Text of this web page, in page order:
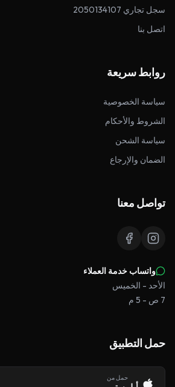
سجل تجاري 2050134107
اتصل بنا
روابط سريعة
سياسة الخصوصية
الشروط والأحكام
سياسة الشحن
الضمان والإرجاع
تواصل معنا
واتساب خدمة العملاء
الأحد - الخميس
7 ص - 5 م
حمل التطبيق
حمل من